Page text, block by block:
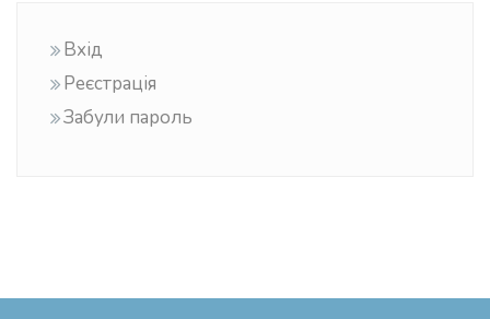
Вхід
Реєстрація
Забули пароль